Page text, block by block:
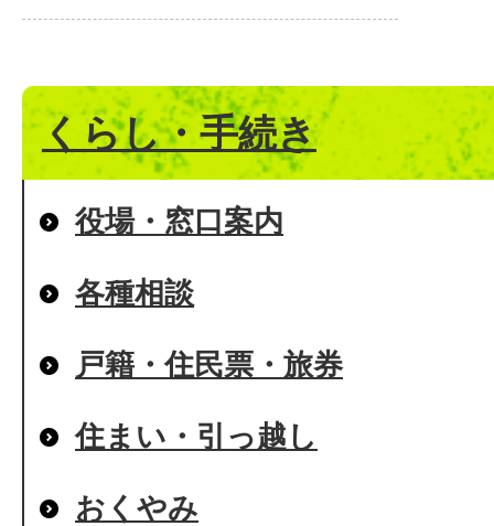
くらし・手続き
役場・窓口案内
各種相談
戸籍・住民票・旅券
住まい・引っ越し
おくやみ